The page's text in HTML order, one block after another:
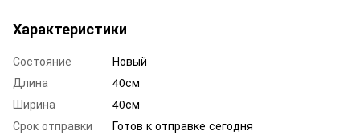
Характеристики
Состояние
Новый
Длина
40см
Ширина
40см
Срок отправки
Готов к отправке сегодня